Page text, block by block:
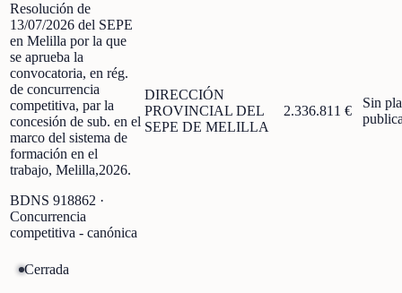
Resolución de
13/07/2026 del SEPE
en Melilla por la que
se aprueba la
convocatoria, en rég.
de concurrencia
competitiva, par la
concesión de sub. en el
marco del sistema de
formación en el
trabajo, Melilla,2026.
BDNS 918862 ·
Concurrencia
competitiva - canónica
DIRECCIÓN
PROVINCIAL DEL
SEPE DE MELILLA
2.336.811 €
Sin
Cerrada